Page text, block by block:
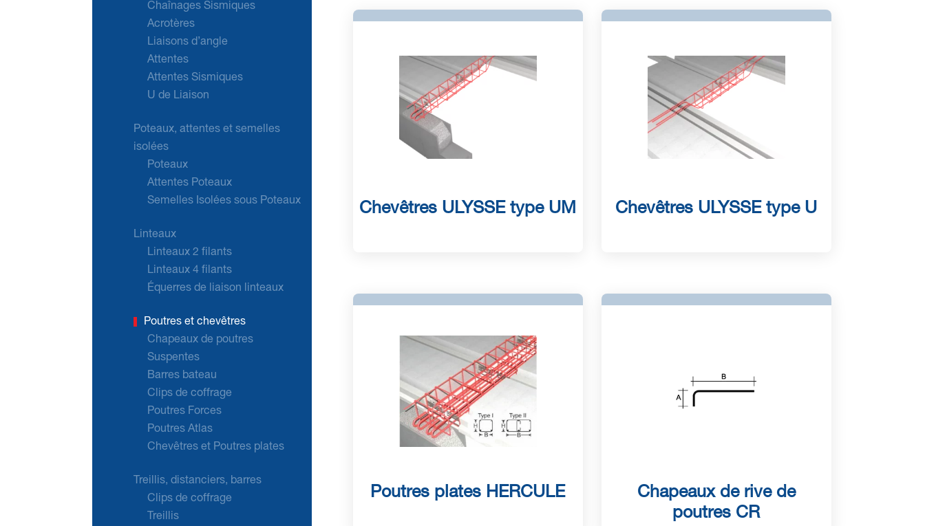
Chaînages Sismiques
Acrotères
Liaisons d’angle
Attentes
Attentes Sismiques
U de Liaison
Poteaux, attentes et semelles
isolées
Poteaux
Attentes Poteaux
Semelles Isolées sous Poteaux
Linteaux
Linteaux 2 filants
Linteaux 4 filants
Équerres de liaison linteaux
Poutres et chevêtres
Chapeaux de poutres
Suspentes
Barres bateau
Clips de coffrage
Poutres Forces
Poutres Atlas
Chevêtres et Poutres plates
Treillis, distanciers, barres
Clips de coffrage
Treillis
Chevêtres ULYSSE type UM Chevêtres ULYSSE type U
Poutres plates HERCULE
Chapeaux de rive de
poutres CR